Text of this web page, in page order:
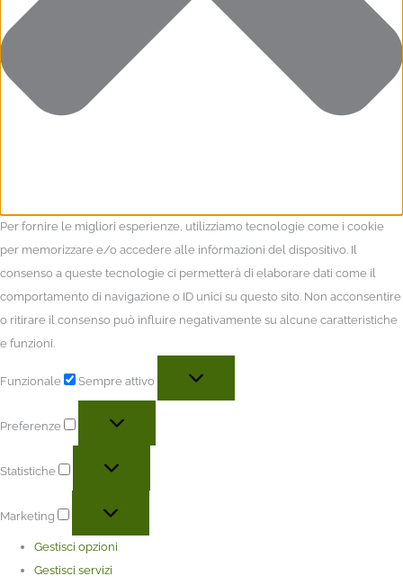
Per fornire le migliori esperienze, utilizziamo tecnologie come i cookie
per memorizzare e/o accedere alle informazioni del dispositivo. Il
consenso a queste tecnologie ci permetterà di elaborare dati come il
comportamento di navigazione o ID unici su questo sito. Non acconsentire
o ritirare il consenso può influire negativamente su alcune caratteristiche
e funzioni.
Funzionale Sempre attivo
Preferenze
Statistiche
Marketing
Gestisci opzioni
Gestisci servizi